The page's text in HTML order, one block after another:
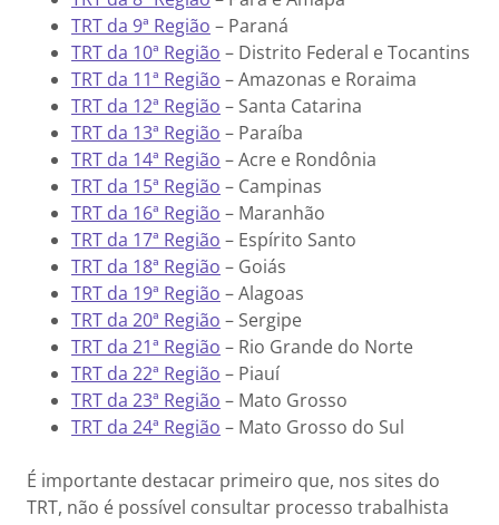
TRT da 9ª Região – Paraná
TRT da 10ª Região – Distrito Federal e Tocantins
TRT da 11ª Região – Amazonas e Roraima
TRT da 12ª Região – Santa Catarina
TRT da 13ª Região – Paraíba
TRT da 14ª Região – Acre e Rondônia
TRT da 15ª Região – Campinas
TRT da 16ª Região – Maranhão
TRT da 17ª Região – Espírito Santo
TRT da 18ª Região – Goiás
TRT da 19ª Região – Alagoas
TRT da 20ª Região – Sergipe
TRT da 21ª Região – Rio Grande do Norte
TRT da 22ª Região – Piauí
TRT da 23ª Região – Mato Grosso
TRT da 24ª Região – Mato Grosso do Sul
É importante destacar primeiro que, nos sites do
TRT, não é possível consultar processo trabalhista